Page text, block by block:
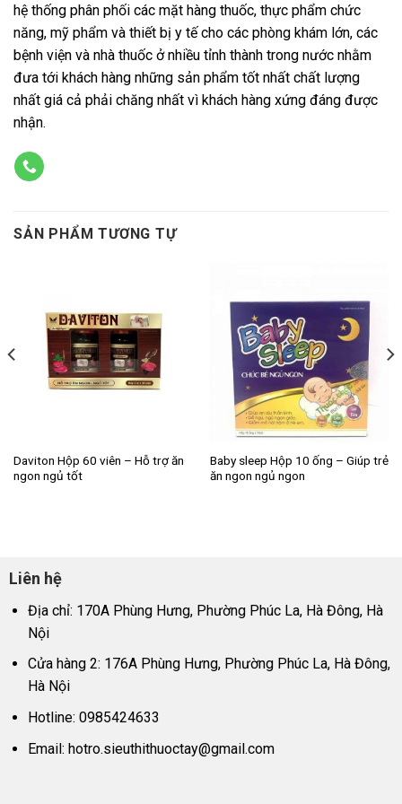
hệ thống phân phối các mặt hàng thuốc, thực phẩm chức
năng, mỹ phẩm và thiết bị y tế cho các phòng khám lớn, các
bệnh viện và nhà thuốc ở nhiều tỉnh thành trong nước nhằm
đưa tới khách hàng những sản phẩm tốt nhất chất lượng
nhất giá cả phải chăng nhất vì khách hàng xứng đáng được
nhận.
SẢN PHẨM TƯƠNG TỰ
Daviton Hộp 60 viên – Hỗ trợ ăn
ngon ngủ tốt
Baby sleep Hộp 10 ống – Giúp trẻ
ăn ngon ngủ ngon
Liên hệ
Địa chỉ: 170A Phùng Hưng, Phường Phúc La, Hà Đông, Hà
Nội
Cửa hàng 2: 176A Phùng Hưng, Phường Phúc La, Hà Đông,
Hà Nội
Hotline: 0985424633
Email: hotro.sieuthithuoctay@gmail.com